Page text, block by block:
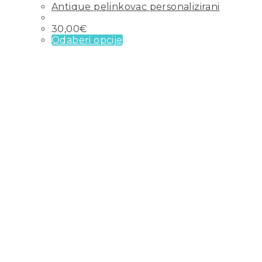
Antique pelinkovac personalizirani
30,00€
Odaberi opcije